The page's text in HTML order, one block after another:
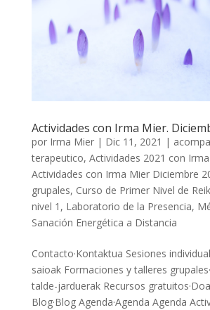
Actividades con Irma Mier.
por Irma Mier| Dic 11, 2021 |
terapeutico, Actividades 2021 con
Actividades con Irma Mier Diciembre
grupales, Curso de Primer Nivel de
nivel 1 , Laboratorio de la Presencia,
Sanación Energética a Distancia
Contacto·Kontaktua Sesiones
saioak Formaciones y talleres
talde-jarduerak Recursos
Blog·Blog Agenda·Agenda Agenda